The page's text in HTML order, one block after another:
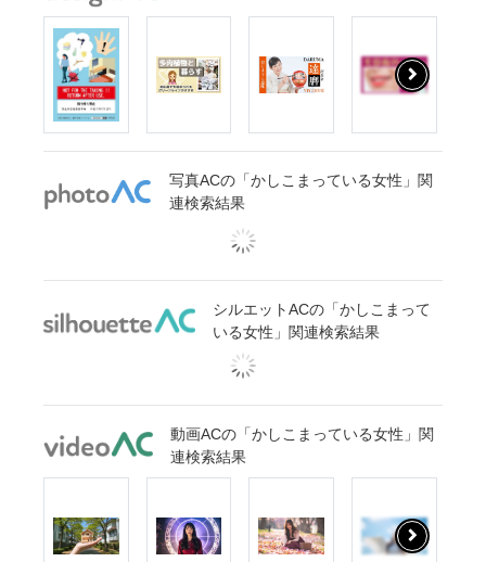
写真ACの「かしこまっている女性」関
連検索結果
シルエットACの「かしこまって
いる女性」関連検索結果
動画ACの「かしこまっている女性」関
連検索結果